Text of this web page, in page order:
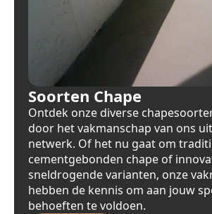
Soorten Chape
Ontdek onze diverse
door het vakmanschap van ons
netwerk. Of het nu gaat om
cementgebonden chape of
sneldrogende varianten, onze
hebben de kennis om aan jouw
behoeften te voldoen.